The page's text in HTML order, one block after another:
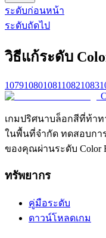
ระดับก่อนหน้า
ระดับถัดไป
วิธีแก้ระดับ
10791080108110821083
เกมปริศนาบล็อกสีที่ท้า
ในพื้นที่จำกัด ทดสอบกา
ของคุณผ่านระดับ Color
ทรัพยากร
คู่มือระดับ
ดาวน์โหลดเกม